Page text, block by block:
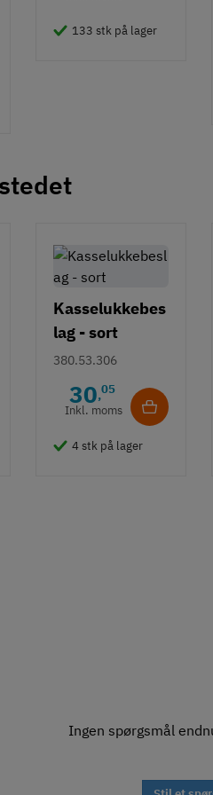
133 stk på lager
Kasselukkebes
lag - sort
380.53.306
30,05
Inkl. moms
4 stk på lager
Ingen spørgsmål